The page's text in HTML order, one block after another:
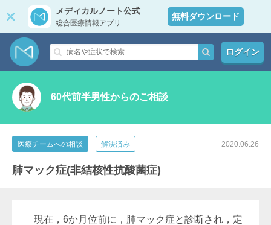
メディカルノート公式
総合医療情報アプリ
無料ダウンロード
ログイン
60代前半男性からのご相談
医療チームへの相談 解決済み 2020.06.26
肺マック症(非結核性抗酸菌症)
現在，6か月位前に，肺マック症と診断され，定